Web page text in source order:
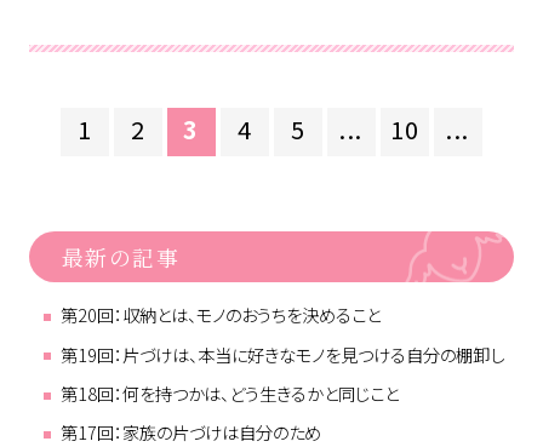
1 2 3 4 5 ... 10 ...
最新の記事
第20回：収納とは、モノのおうちを決めること
第19回：片づけは、本当に好きなモノを見つける自分の棚卸し
第18回：何を持つかは、どう生きるかと同じこと
第17回：家族の片づけは自分のため